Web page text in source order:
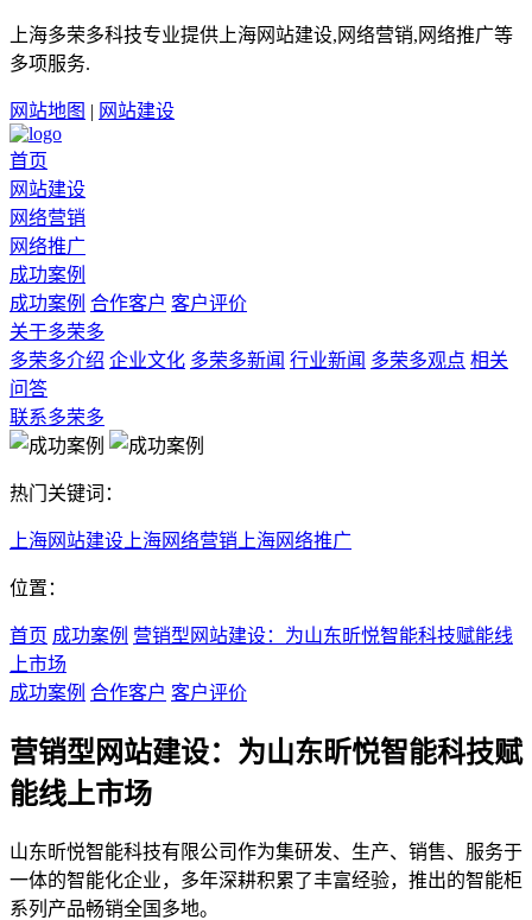
上海多荣多科技专业提供上海网站建设,网络营销,网络推广等
多项服务.
网站地图 | 网站建设
首页
网站建设
网络营销
网络推广
成功案例
成功案例 合作客户 客户评价
关于多荣多
多荣多介绍 企业文化 多荣多新闻 行业新闻 多荣多观点 相关
问答
联系多荣多
热门关键词：
上海网站建设 上海网络营销 上海网络推广
位置：
首页 成功案例 营销型网站建设：为山东昕悦智能科技赋能线
上市场
成功案例 合作客户 客户评价
营销型网站建设：为山东昕悦智能科技赋
能线上市场
山东昕悦智能科技有限公司作为集研发、生产、销售、服务于
一体的智能化企业，多年深耕积累了丰富经验，推出的智能柜
系列产品畅销全国多地。